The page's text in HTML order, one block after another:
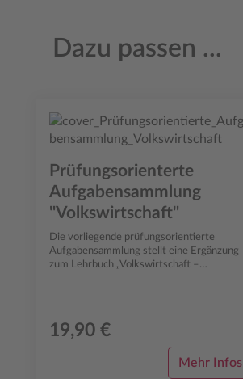
Dazu passen ...
Prüfungsorienterte
Aufgabensammlung
"Volkswirtschaft"
Die vorliegende prüfungsorientierte
Aufgabensammlung stellt eine Ergänzung
zum Lehrbuch „Volkswirtschaft –
19,90 €
Mehr Infos